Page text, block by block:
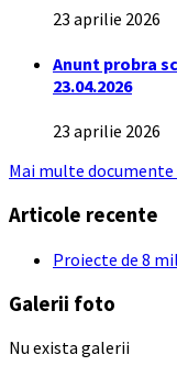
23 aprilie 2026
Anunt probra
23.04.2026
23 aprilie 2026
Mai multe documente
Articole recente
Proiecte de 8
Galerii foto
Nu exista galerii